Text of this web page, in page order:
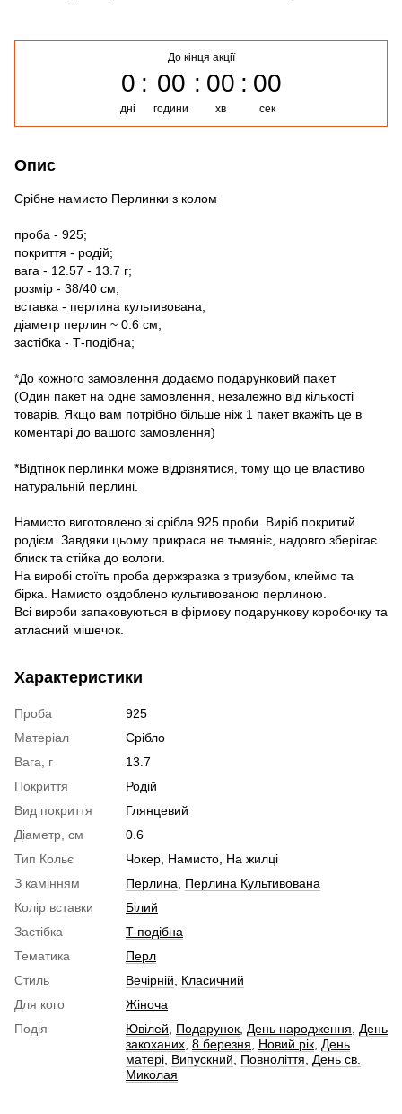
До кінця акції
0
дні
00
години
00
хв
00
сек
Опис
Срібне намисто Перлинки з колом
проба - 925;
покриття - родій;
вага - 12.57 - 13.7 г;
розмір - 38/40 см;
вставка - перлина культивована;
діаметр перлин ~ 0.6 см;
застібка - Т-подібна;
*До кожного замовлення додаємо подарунковий пакет
(Один пакет на одне замовлення, незалежно від кількості
товарів. Якщо вам потрібно більше ніж 1 пакет вкажіть це в
коментарі до вашого замовлення)
*Відтінок перлинки може відрізнятися, тому що це властиво
натуральній перлині.
Намисто виготовлено зі срібла 925 проби. Виріб покритий
родієм. Завдяки цьому прикраса не тьмяніє, надовго зберігає
блиск та стійка до вологи.
На виробі стоїть проба держзразка з тризубом, клеймо та
бірка. Намисто оздоблено культивованою перлиною.
Всі вироби запаковуються в фірмову подарункову коробочку та
атласний мішечок.
Характеристики
Проба
925
Матеріал
Срібло
Вага, г
13.7
Покриття
Родій
Вид покриття
Глянцевий
Діаметр, см
0.6
Тип Кольє
Чокер, Намисто, На жилці
З камінням
Перлина
Перлина Культивована
Колір вставки
Білий
Застібка
T-подібна
Тематика
Перл
Стиль
Вечірній
Класичний
Для кого
Жіноча
Подія
Ювілей Подарунок День народження
День
закоханих 8 березня Новий рік День
матері Випускний Повноліття
День св.
Миколая